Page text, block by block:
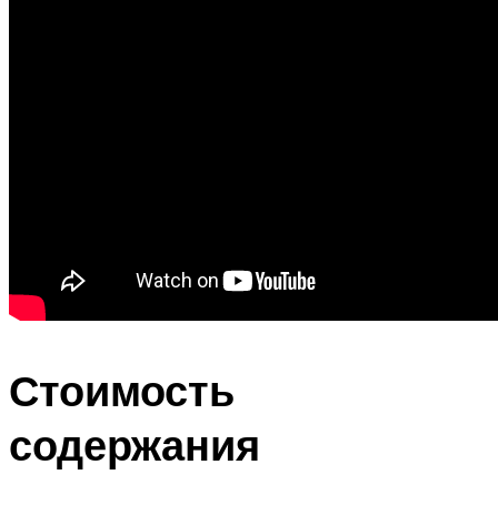
Стоимость
содержания